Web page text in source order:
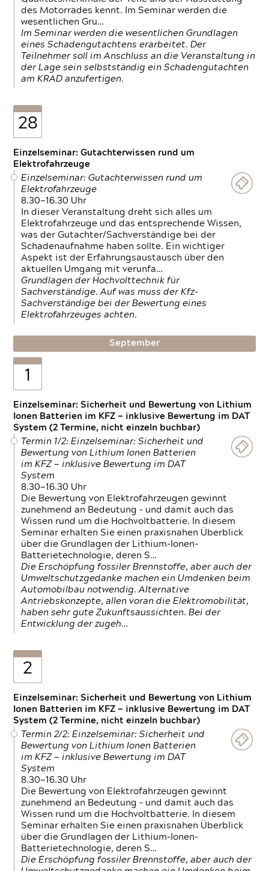
des Motorrades kennt. Im Seminar werden die
wesentlichen Gru…
Im Seminar werden die wesentlichen Grundlagen
eines Schadengutachtens erarbeitet. Der
Teilnehmer soll im Anschluss an die Veranstaltung in
der Lage sein selbstständig ein Schadengutachten
am KRAD anzufertigen.
28
Einzelseminar: Gutachterwissen rund um
Elektrofahrzeuge
Einzelseminar: Gutachterwissen rund um
Elektrofahrzeuge
8.30—16.30 Uhr
In dieser Veranstaltung dreht sich alles um
Elektrofahrzeuge und das entsprechende Wissen,
was der Gutachter/Sachverständige bei der
Schadenaufnahme haben sollte. Ein wichtiger
Aspekt ist der Erfahrungsaustausch über den
aktuellen Umgang mit verunfa…
Grundlagen der Hochvolttechnik für
Sachverständige. Auf was muss der Kfz-
Sachverständige bei der Bewertung eines
Elektrofahrzeuges achten.
September
1
Einzelseminar: Sicherheit und Bewertung von Lithium
Ionen Batterien im KFZ — inklusive Bewertung im DAT
System (2 Termine, nicht einzeln buchbar)
Termin 1/2: Einzelseminar: Sicherheit und
Bewertung von Lithium Ionen Batterien
im KFZ — inklusive Bewertung im DAT
System
8.30—16.30 Uhr
Die Bewertung von Elektrofahrzeugen gewinnt
zunehmend an Bedeutung – und damit auch das
Wissen rund um die Hochvoltbatterie. In diesem
Seminar erhalten Sie einen praxisnahen Überblick
über die Grundlagen der Lithium-Ionen-
Batterietechnologie, deren S…
Die Erschöpfung fossiler Brennstoffe, aber auch der
Umweltschutzgedanke machen ein Umdenken beim
Automobilbau notwendig. Alternative
Antriebskonzepte, allen voran die Elektromobilität,
haben sehr gute Zukunftsaussichten. Bei der
Entwicklung der zugeh…
2
Einzelseminar: Sicherheit und Bewertung von Lithium
Ionen Batterien im KFZ — inklusive Bewertung im DAT
System (2 Termine, nicht einzeln buchbar)
Termin 2/2: Einzelseminar: Sicherheit und
Bewertung von Lithium Ionen Batterien
im KFZ — inklusive Bewertung im DAT
System
8.30—16.30 Uhr
Die Bewertung von Elektrofahrzeugen gewinnt
zunehmend an Bedeutung – und damit auch das
Wissen rund um die Hochvoltbatterie. In diesem
Seminar erhalten Sie einen praxisnahen Überblick
über die Grundlagen der Lithium-Ionen-
Batterietechnologie, deren S…
Die Erschöpfung fossiler Brennstoffe, aber auch der